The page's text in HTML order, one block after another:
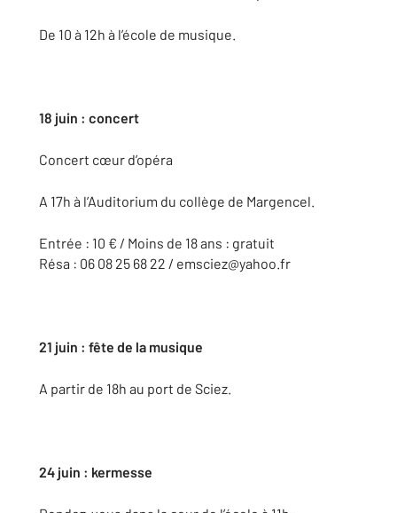
De 10 à 12h à l’école de musique.
18 juin : concert
Concert cœur d’opéra
A 17h à l’Auditorium du collège de Margencel.
Entrée : 10 € / Moins de 18 ans : gratuit
Résa : 06 08 25 68 22 / emsciez@yahoo.fr
21 juin : fête de la musique
A partir de 18h au port de Sciez.
24 juin : kermesse